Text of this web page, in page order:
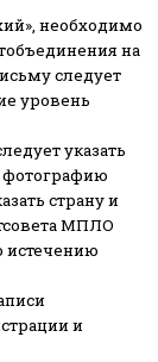
необходимо
на
следует
уровень
указать
страну и
МПЛО
истечению
и